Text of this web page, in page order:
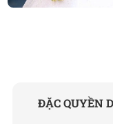
E-mail:
ĐẶC QUYỀN